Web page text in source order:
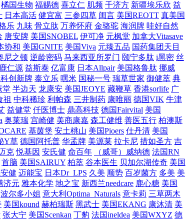
橘国生物 福赐德 喜立仁 肌频 千济方 新疆埃乐欣 益
日本高活 健宜富 三参四草 闺言 美国REOTT 真美国
乐 九味 骨立肽 万养怀府 金骆驼 海润牌 哇好自然
唐安牌 美国SNOBEL 伊可净 元枫堂 加拿大Vitasave
协和 美国GNITE 美国Viva 元臻五品 国药集团天目
尼之顿 逆龄密码 马来西亚所罗门 颐宁多肽 i黑密 丝
鹿仁源 益斯泰 亿富康 日本Allpair 美国格鲁肽 挪威
创新牌 泰立乐 嘿米 国秘一号 瑞草世家 御健萃 典
堂 半边天 龙康安 美国JEOYE 藏鞭草 香港sorlife 广
祖 中科稀珍 利帕森 三井制药 康唯丽 德国VIK 牛津
益健堂 仟医博士 鼎高科技 德国Fairvital 美国
奥莱瑞 宫崎健 美商康嘉 森工健维 善医五行 柏澳斯
基茵堡 安土桃山 美国Pioers 仕丹清 美国
Y草 德国阿托普 华孟牌 美源莱 拉卡尼 措如圣方 吉
克 悦基因 安氏健 命百年 （威哥）威纳德 法国RN
首脑 美国SAIRUY 柏萃 谷本医生 贝加尔湖传奇 美国
健 迈能宝 日本Dr_LPS 久美 顺势 百岁菌方 多美 美
济元 雅本化学 地之宝 新西兰needcare 鹿心糖 美国
波尔多小姐 意大利Optima_Naturals 意卡莉 三草两木
美国kound 赫柏瑞斯 黑武士 美国EKANG 康沐清 美
张大宁 美国Scenkan 丁豹 法国ineldea 美国WXYZ 德